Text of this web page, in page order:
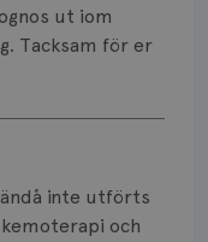
ut iom
Tacksam för er
inte utförts
och